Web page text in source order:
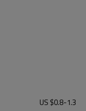
US $0.8-1.3